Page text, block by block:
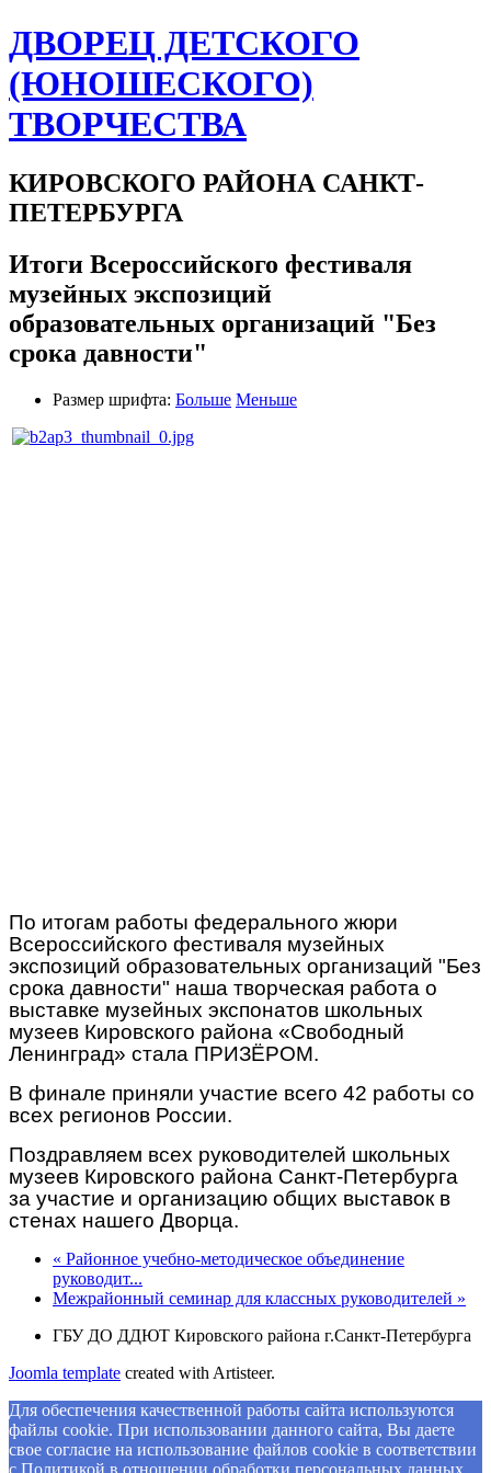
ДВОРЕЦ ДЕТСКОГО
(ЮНОШЕСКОГО)
ТВОРЧЕСТВА
КИРОВСКОГО РАЙОНА САНКТ-
ПЕТЕРБУРГА
Итоги Всероссийского фестиваля
музейных экспозиций
образовательных организаций "Без
срока давности"
Размер шрифта: Больше Меньше
По итогам работы федерального жюри
Всероссийского фестиваля музейных
экспозиций образовательных организаций "Без
срока давности" наша творческая работа о
выставке музейных экспонатов школьных
музеев Кировского района «Свободный
Ленинград» стала ПРИЗЁРОМ.
В финале приняли участие всего 42 работы со
всех регионов России.
Поздравляем всех руководителей школьных
музеев Кировского района Санкт-Петербурга
за участие и организацию общих выставок в
стенах нашего Дворца.
« Районное учебно-методическое объединение
руководит...
Межрайонный семинар для классных руководителей »
ГБУ ДО ДДЮТ Кировского района г.Санкт-Петербурга
Joomla template created with Artisteer.
Для обеспечения качественной работы сайта используются
файлы cookie. При использовании данного сайта, Вы даете
свое согласие на использование файлов cookie в соответствии
с Политикой в отношении обработки персональных данных.